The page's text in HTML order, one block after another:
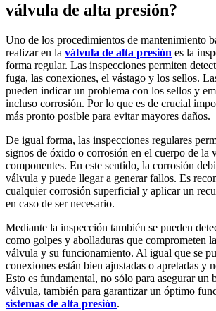
válvula de alta presión?
Uno de los procedimientos de mantenimiento
realizar en la válvula de alta presión es la
forma regular. Las inspecciones permiten
fuga, las conexiones, el vástago y los sellos.
pueden indicar un problema con los sellos y
incluso corrosión. Por lo que es de crucial
más pronto posible para evitar mayores daños.
De igual forma, las inspecciones regulares
signos de óxido o corrosión en el cuerpo de la
componentes. En este sentido, la corrosión
válvula y puede llegar a generar fallos. Es
cualquier corrosión superficial y aplicar un
en caso de ser necesario.
Mediante la inspección también se pueden
como golpes y abolladuras que comprometen
válvula y su funcionamiento. Al igual que se
conexiones están bien ajustadas o apretadas y
Esto es fundamental, no sólo para asegurar un
válvula, también para garantizar un óptimo
sistemas de alta presión.